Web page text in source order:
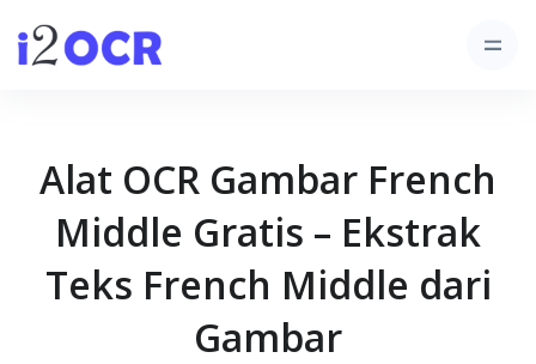
Alat OCR Gambar French
Middle Gratis – Ekstrak
Teks French Middle dari
Gambar